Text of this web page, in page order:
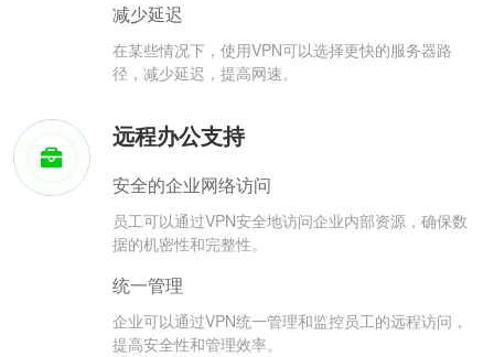
减少延迟
在某些情况下，使用VPN可以选择更快的服务器路
径，减少延迟，提高网速。
远程办公支持
安全的企业网络访问
员工可以通过VPN安全地访问企业内部资源，确保数
据的机密性和完整性。
统一管理
企业可以通过VPN统一管理和监控员工的远程访问，
提高安全性和管理效率。